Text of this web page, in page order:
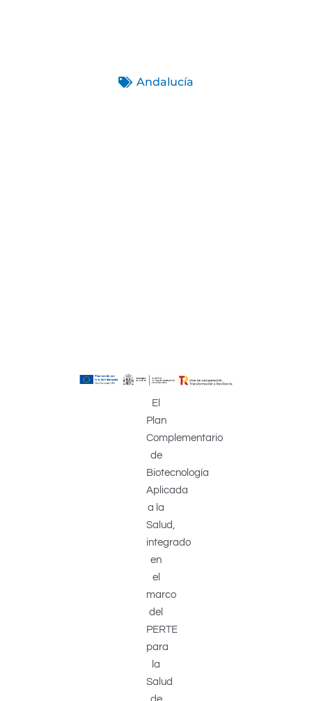
Andalucía
El
Plan
Complementario
de
Biotecnología
Aplicada
a la
Salud,
integrado
en
el
marco
del
PERTE
para
la
Salud